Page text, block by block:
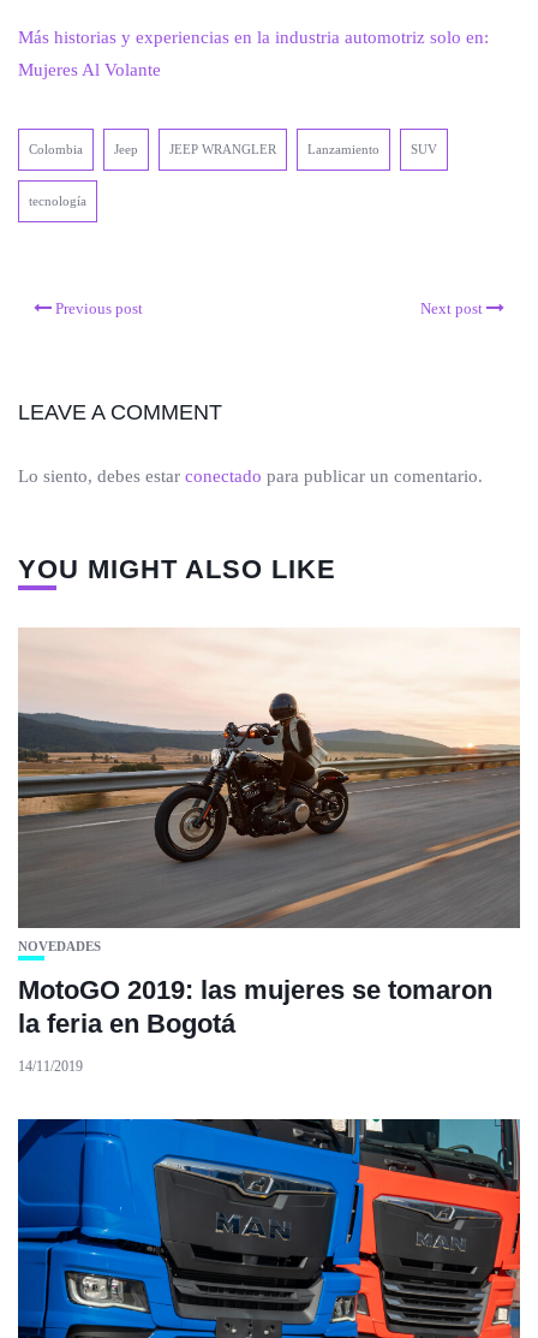
Más historias y experiencias en la industria automotriz solo en:
Mujeres Al Volante
Colombia Jeep JEEP WRANGLER Lanzamiento SUV
tecnología
Previous post Next post
LEAVE A COMMENT
Lo siento, debes estar conectado para publicar un comentario.
YOU MIGHT ALSO LIKE
NOVEDADES
MotoGO 2019: las mujeres se tomaron
la feria en Bogotá
14/11/2019